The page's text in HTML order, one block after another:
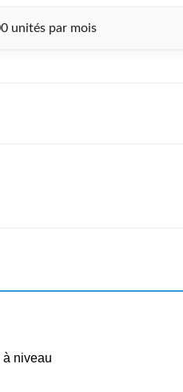
unités par mois
à niveau